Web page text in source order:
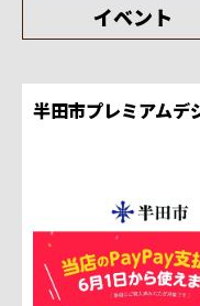
イベント
半田市プレミアムデ